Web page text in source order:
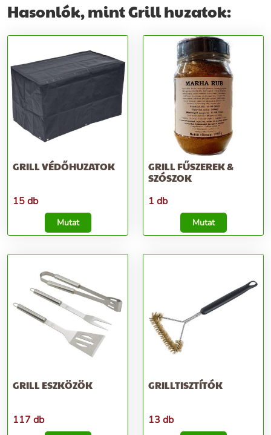
Hasonlók, mint Grill huzatok:
GRILL VÉDŐHUZATOK
15 db
Mutat
GRILL FŰSZEREK &
SZÓSZOK
1 db
Mutat
GRILL ESZKÖZÖK
117 db
GRILLTISZTÍTÓK
13 db